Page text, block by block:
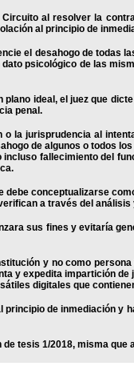
al resolver la
al principio de
el desahogo de
psicológico de las
plano ideal, el juez que
penal.
la jurisprudencia al
de algunos o todos
fallecimiento del
conceptualizarse
a través del
sus fines y evitaría
y no como
y expedita impartición
digitales que
principio de inmediación y
tesis 1/2018, misma